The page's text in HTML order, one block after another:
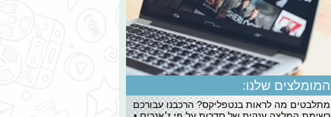
המומלצים שלנו:
מתלבטים מה לראות בנטפליקס? הרכבנו עבורכם